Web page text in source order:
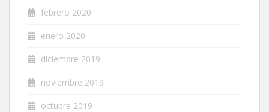
febrero 2020
enero 2020
diciembre 2019
noviembre 2019
octubre 2019